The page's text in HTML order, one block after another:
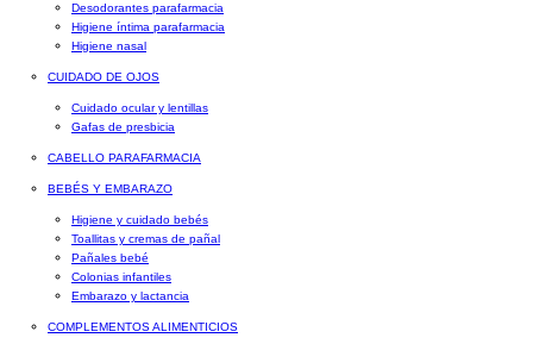
Desodorantes parafarmacia
Higiene íntima parafarmacia
Higiene nasal
CUIDADO DE OJOS
Cuidado ocular y lentillas
Gafas de presbicia
CABELLO PARAFARMACIA
BEBÉS Y EMBARAZO
Higiene y cuidado bebés
Toallitas y cremas de pañal
Pañales bebé
Colonias infantiles
Embarazo y lactancia
COMPLEMENTOS ALIMENTICIOS